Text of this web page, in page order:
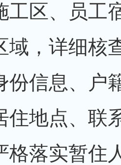
工区、员工
域，详细核
份信息、户
住地点、联
格落实暂住